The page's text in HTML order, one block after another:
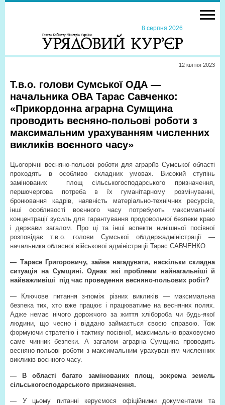
8 серпня 2026
12 квiтня 2023
Т.в.о. голови Сумської ОДА —
начальника ОВА Тарас Савченко:
«Прикордонна аграрна Сумщина
проводить весняно-польові роботи з
максимальним урахуванням численних
викликів воєнного часу»
Цьогорічні весняно-польові роботи для аграріїв Сумської області
проходять в особливо складних умовах. Високий ступінь
замінованих
площ сільськогосподарського призначення,
першочергова потреба в їх гуманітарному розмінуванні,
бронювання кадрів, наявність матеріально-технічних ресурсів,
інші особливості воєнного часу потребують максимальної
концентрації зусиль для гарантування продовольчої безпеки краю
і держави загалом. Про ці та інші аспекти нинішньої посівної
розповідає т.в.о. голови Сумської облдержадміністрації —
начальника обласної військової адміністрації Тарас САВЧЕНКО.
— Тарасе Григоровичу, зайве нагадувати, наскільки складна
ситуація на Сумщині. Однак які проблеми найнагальніші й
найважливіші
під час проведення весняно-польових робіт?
— Ключове питання з-поміж різних викликів — максимальна
безпека тих, хто вже працює і працюватиме на весняних полях.
Адже немає нічого дорожчого за життя хлібороба чи будь-якої
людини, що чесно і віддано займається своєю справою. Тож
формуючи стратегію і тактику посівної, максимально враховуємо
саме чинник безпеки. А загалом аграрна Сумщина проводить
весняно-польові роботи з максимальним урахуванням численних
викликів воєнного часу.
— В області багато замінованих площ, зокрема земель
сільськогосподарського призначення.
— У цьому питанні керуємося офіційними документами та